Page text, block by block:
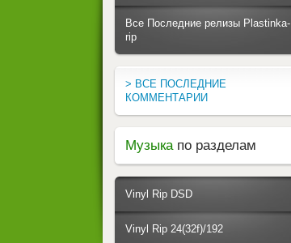
Все Последние релизы Plastinka-
rip
> ВСЕ ПОСЛЕДНИЕ
КОММЕНТАРИИ
Музыка по разделам
Vinyl Rip DSD
Vinyl Rip 24(32f)/192